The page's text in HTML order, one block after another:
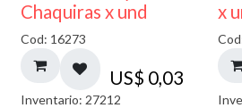
Chaquiras x und
Cod: 16273
US$ 0,03
Inventario: 27212
x